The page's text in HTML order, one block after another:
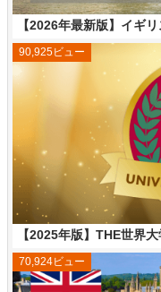
【2026年最新版】イギ
【2025年版】THE世界
90,925ビュー
70,924ビュー